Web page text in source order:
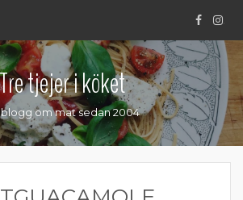
.
Tre tjejer i köket
om mat sedan 2004